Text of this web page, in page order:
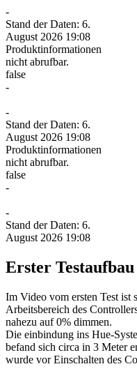
-
Stand der Daten: 6.
August 2026 19:08
Produktinformationen
nicht abrufbar.
false
-
-
Stand der Daten: 6.
August 2026 19:08
Produktinformationen
nicht abrufbar.
false
-
-
Stand der Daten: 6.
August 2026 19:08
Erster Testaufbau
Im Video vom ersten Test ist
Arbeitsbereich des
nahezu auf 0% dimmen.
Die einbindung ins Hue-
befand sich circa in 3 Meter
wurde vor Einschalten des